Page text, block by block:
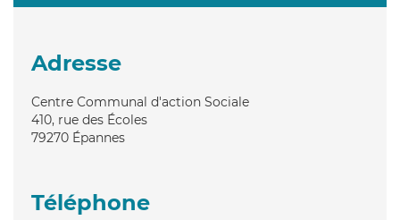
Adresse
Centre Communal d'action Sociale
410, rue des Écoles
79270 Épannes
Téléphone